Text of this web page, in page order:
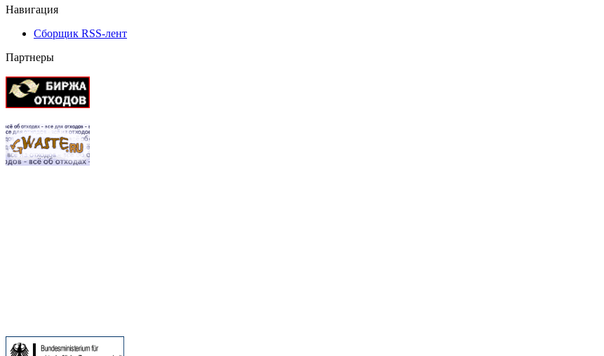
Навигация
Сборщик RSS-лент
Партнеры